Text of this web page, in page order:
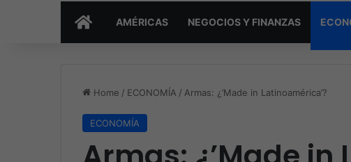
INICIOAMÉRICAS NEGOCIOS Y FINANZAS
Home / ECONOMÍA / Armas: ¿’Made in Latinoamérica’?
ECONOMÍA